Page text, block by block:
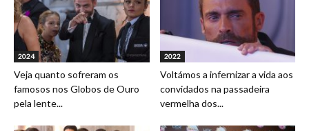
2024
Veja quanto sofreram os
famosos nos Globos de Ouro
pela lente...
2022
Voltámos a infernizar a vida aos
convidados na passadeira
vermelha dos...